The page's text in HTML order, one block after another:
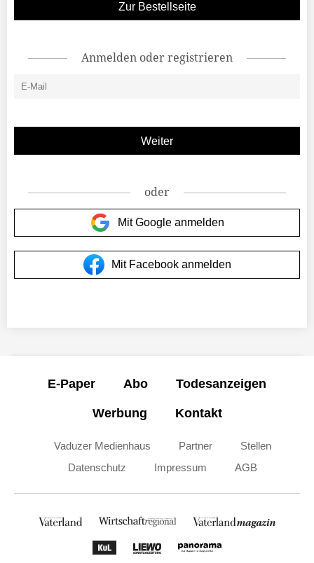
Zur Bestellseite
Anmelden oder registrieren
oder
Mit Google anmelden
Mit Facebook anmelden
E-Paper Abo Todesanzeigen
Werbung Kontakt
Vaduzer Medienhaus Partner
Stellen
Datenschutz
Impressum AGB